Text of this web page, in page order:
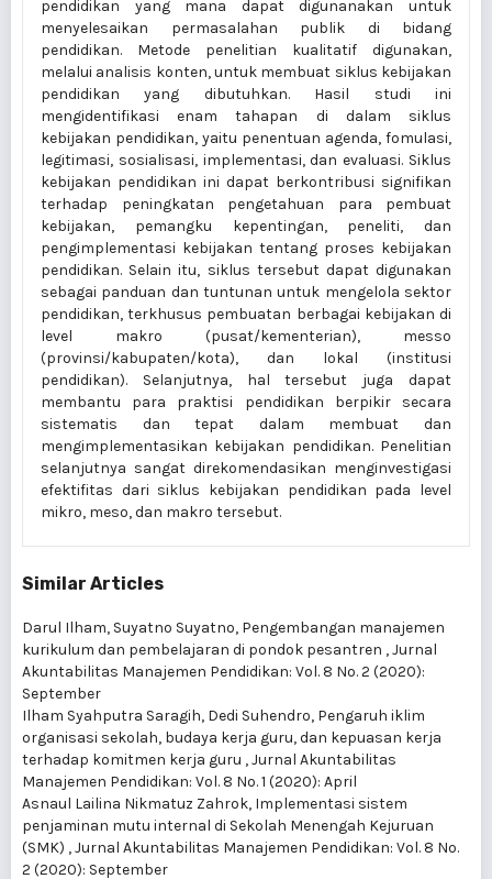
pendidikan yang mana dapat digunanakan untuk
menyelesaikan permasalahan publik di bidang
pendidikan. Metode penelitian kualitatif digunakan,
melalui analisis konten, untuk membuat siklus kebijakan
pendidikan yang dibutuhkan. Hasil studi ini
mengidentifikasi enam tahapan di dalam siklus
kebijakan pendidikan, yaitu penentuan agenda, fomulasi,
legitimasi, sosialisasi, implementasi, dan evaluasi. Siklus
kebijakan pendidikan ini dapat berkontribusi signifikan
terhadap peningkatan pengetahuan para pembuat
kebijakan, pemangku kepentingan, peneliti, dan
pengimplementasi kebijakan tentang proses kebijakan
pendidikan. Selain itu, siklus tersebut dapat digunakan
sebagai panduan dan tuntunan untuk mengelola sektor
pendidikan, terkhusus pembuatan berbagai kebijakan di
level makro (pusat/kementerian), messo
(provinsi/kabupaten/kota), dan lokal (institusi
pendidikan). Selanjutnya, hal tersebut juga dapat
membantu para praktisi pendidikan berpikir secara
sistematis dan tepat dalam membuat dan
mengimplementasikan kebijakan pendidikan. Penelitian
selanjutnya sangat direkomendasikan menginvestigasi
efektifitas dari siklus kebijakan pendidikan pada level
mikro, meso, dan makro tersebut.
Similar Articles
Darul Ilham, Suyatno Suyatno, Pengembangan manajemen
kurikulum dan pembelajaran di pondok pesantren ,Jurnal
Akuntabilitas Manajemen Pendidikan: Vol. 8 No. 2 (2020):
September
Ilham Syahputra Saragih, Dedi Suhendro, Pengaruh iklim
organisasi sekolah, budaya kerja guru, dan kepuasan kerja
terhadap komitmen kerja guru ,Jurnal Akuntabilitas
Manajemen Pendidikan: Vol. 8 No. 1 (2020): April
Asnaul Lailina Nikmatuz Zahrok, Implementasi sistem
penjaminan mutu internal di Sekolah Menengah Kejuruan
(SMK) ,Jurnal Akuntabilitas Manajemen Pendidikan: Vol. 8 No.
2 (2020): September